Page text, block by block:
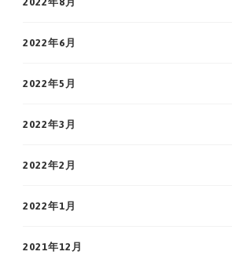
2022年6月
2022年5月
2022年3月
2022年2月
2022年1月
2021年12月